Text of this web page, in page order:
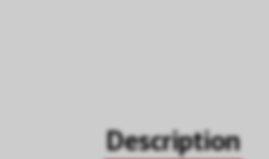
Description